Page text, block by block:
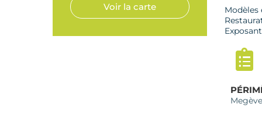
Voir la carte
Modèles
Megève